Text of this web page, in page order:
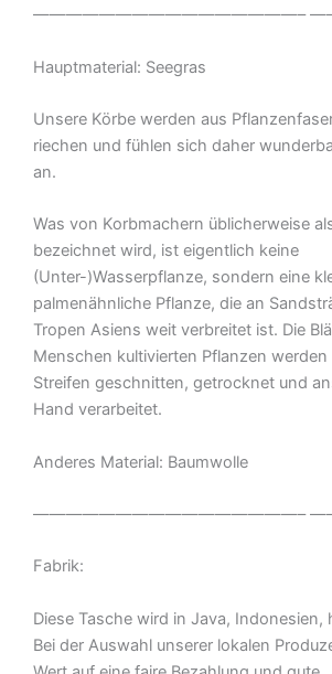
————————————————–
Hauptmaterial: Seegras
Unsere Körbe werden aus
riechen und fühlen sich daher
an.
Was von Korbmachern üblicherweise
bezeichnet wird, ist eigentlich keine
(Unter-)Wasserpflanze, sondern eine
palmenähnliche Pflanze, die an
Tropen Asiens weit verbreitet ist. Die
Menschen kultivierten Pflanzen
Streifen geschnitten, getrocknet und
Hand verarbeitet.
Anderes Material: Baumwolle
————————————————–
Fabrik:
Diese Tasche wird in Java, Indonesien,
Bei der Auswahl unserer lokalen